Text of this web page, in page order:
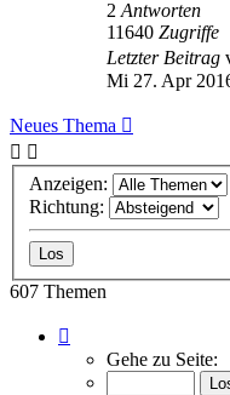
2 Antworten
11640 Zugriffe
Letzter Beitrag
Mi 27. Apr
Neues Thema
Anzeigen:
Richtung:
607 Themen
von
Gehe zu Seite: